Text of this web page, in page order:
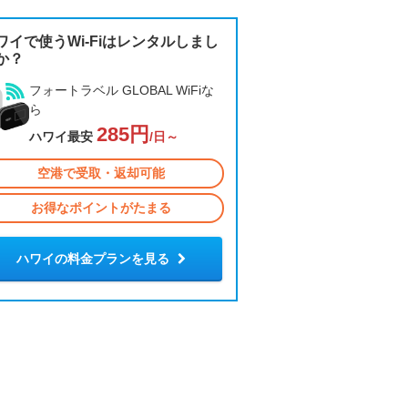
イで使うWi-Fiはレンタルしまし
？
フォートラベル GLOBAL WiFiな
ら
ハワイ最安 285円 /日～
空港で受取・返却可能
お得なポイントがたまる
ハワイの料金プランを見る